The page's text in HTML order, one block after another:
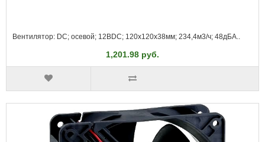
Вентилятор: DC; осевой; 12ВDC; 120x120x38мм; 234,4м3/ч; 48дБА..
1,201.98 руб.